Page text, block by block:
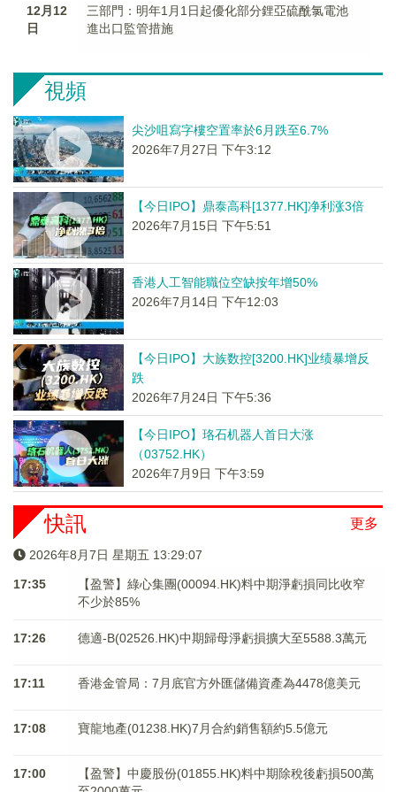
12月12
日
三部門：明年1月1日起優化部分鋰亞硫酰氯電池
進出口監管措施
視頻
尖沙咀寫字樓空置率於6月跌至6.7%
2026年7月27日 下午3:12
【今日IPO】鼎泰高科[1377.HK]净利涨3倍
2026年7月15日 下午5:51
香港人工智能職位空缺按年增50%
2026年7月14日 下午12:03
【今日IPO】大族数控[3200.HK]业绩暴增反
跌
2026年7月24日 下午5:36
【今日IPO】珞石机器人首日大涨
（03752.HK）
2026年7月9日 下午3:59
更多
快訊
2026年8月7日 星期五 13:29:07
17:35
【盈警】綠心集團(00094.HK)料中期淨虧損同比收窄
不少於85%
17:26 德適-B(02526.HK)中期歸母淨虧損擴大至5588.3萬元
17:11 香港金管局：7月底官方外匯儲備資產為4478億美元
17:08 寶龍地產(01238.HK)7月合約銷售額約5.5億元
17:00
【盈警】中慶股份(01855.HK)料中期除稅後虧損500萬